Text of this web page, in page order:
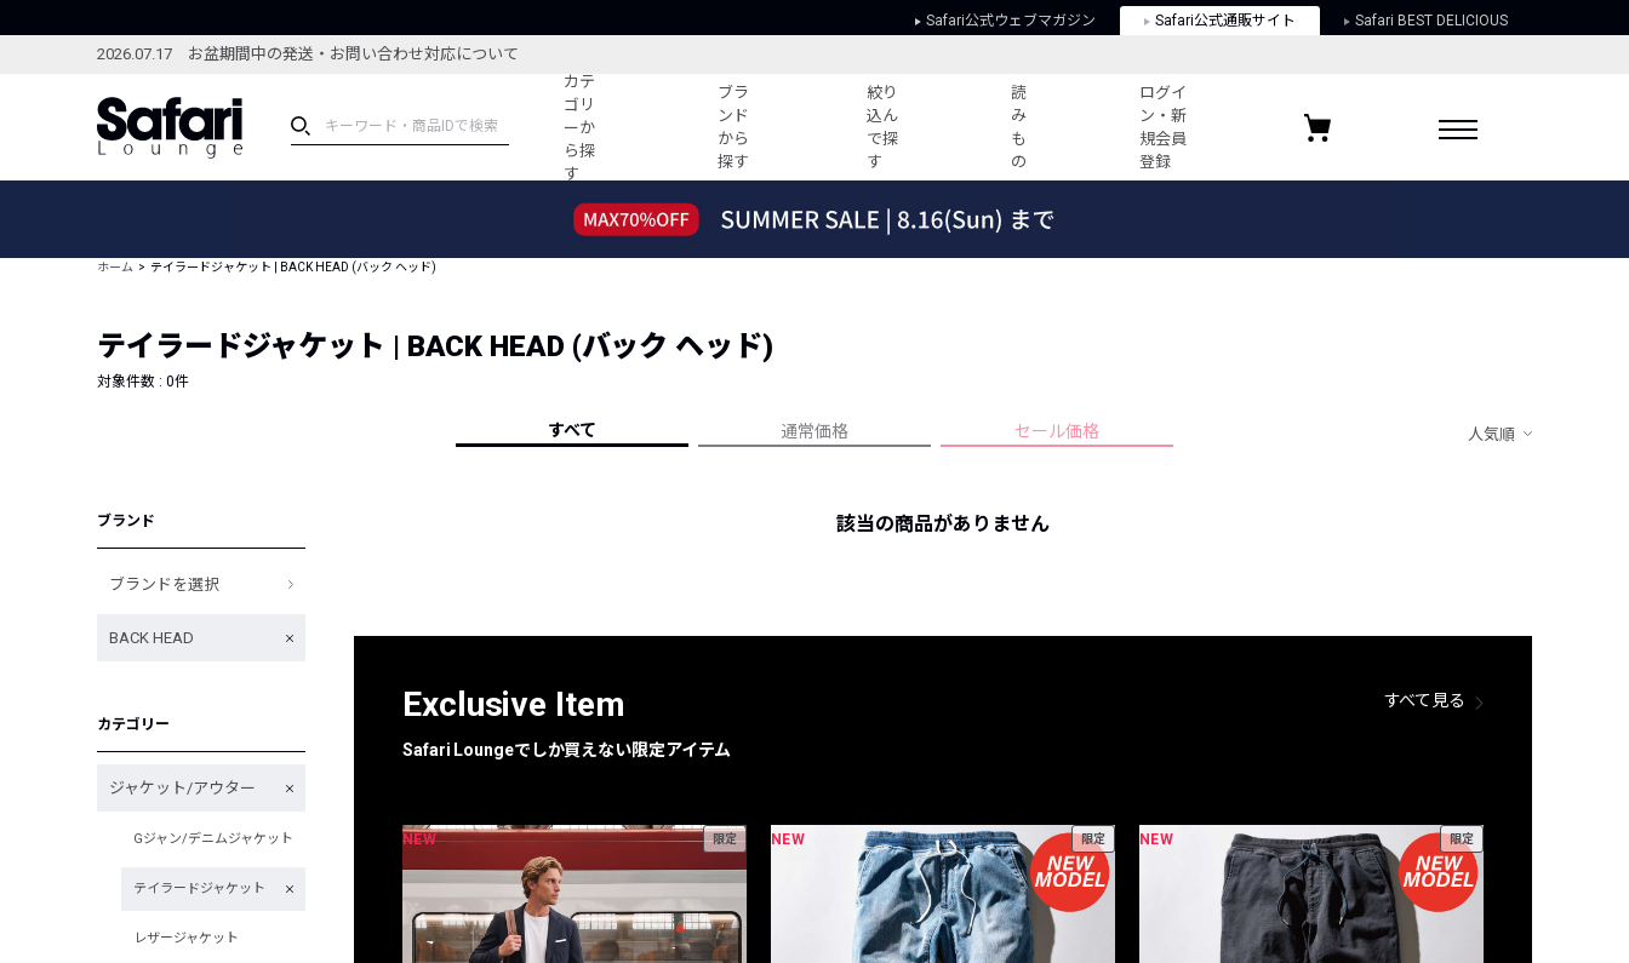
Safari公式ウェブマガジン Safari公式通販サイト Safari BEST DELICIOUS
2026.07.17 お盆期間中の発送・お問い合わせ対応について
カテ
ゴリ
ーか
ら探
す
ブラ
ンド
から
探す
絞り
込ん
で探
す
読
み
も
の
ログイ
ン・新
規会員
登録
ブランドから探す
新着アイテム
編集部のおすすめアイテム
特集記事
コーディネート
すべての記事
ーデ紹介
HOTなコーデ TOP20
人気記事ランキング
フォーカスブランド
プライバシーポリシー
お気に入りブランド
ホーム テイラードジャケット | BACK HEAD (バック ヘッド)
テイラードジャケット | BACK HEAD (バック ヘッド)
対象件数 : 0件
すべて 通常価格 セール価格 人気順
ブランド
ブランドを選択
BACK HEAD
カテゴリー
ジャケット/アウター
Gジャン/デニムジャケット
テイラードジャケット
レザージャケット
該当の商品がありません
Exclusive Item
Safari Loungeでしか買えない限定アイテム
すべて見る
NEW 限定 NEW 限定 NEW 限定